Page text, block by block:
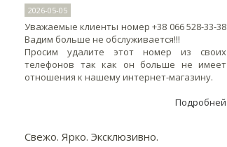
2026-05-05
Уважаемые клиенты номер +38 066 528-33-38
Вадим больше не обслуживается!!!
Просим удалите этот номер из своих
телефонов так как он больше не имеет
отношения к нашему интернет-магазину.
Подробней
Свежо. Ярко. Эксклюзивно.